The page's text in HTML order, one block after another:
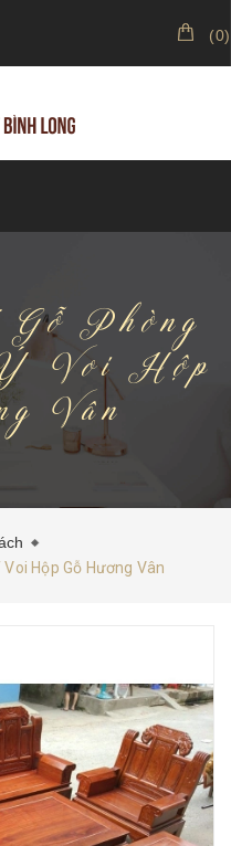
(0)
Phòng
Voi Hộp
Vân
Hộp Gỗ Hương Vân